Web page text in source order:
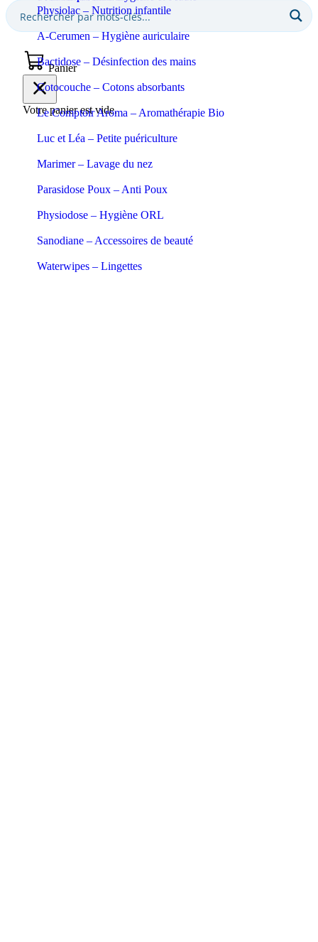
Physiolac – Nutrition infantile
A-Cerumen – Hygiène auriculaire
Bactidose – Désinfection des mains
Cotocouche – Cotons absorbants
Le Comptoir Aroma – Aromathérapie Bio
Luc et Léa – Petite puériculture
Marimer – Lavage du nez
Parasidose Poux – Anti Poux
Physiodose – Hygiène ORL
Sanodiane – Accessoires de beauté
Waterwipes – Lingettes
Panier
Votre panier est vide.